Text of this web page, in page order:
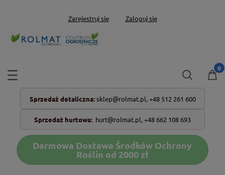
Zarejestruj się Zaloguj się
Sprzedaż detaliczna: sklep@rolmat.pl, +48 512 261 600
Sprzedaż hurtowa: hurt@rolmat.pl,+48 662 108 693
Darmowa Dostawa Środków Ochrony
Roślin od 2000 zł